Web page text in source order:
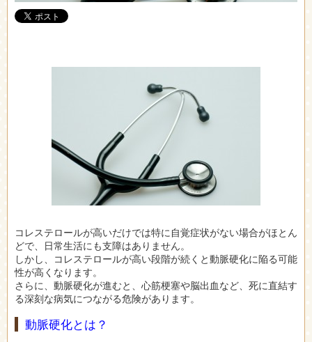
コレステロールが高いだけでは特に自覚症状がない場合がほとん
どで、日常生活にも支障はありません。
しかし、コレステロールが高い段階が続くと動脈硬化に陥る可能
性が高くなります。
さらに、動脈硬化が進むと、心筋梗塞や脳出血など、死に直結す
る深刻な病気につながる危険があります。
動脈硬化とは？